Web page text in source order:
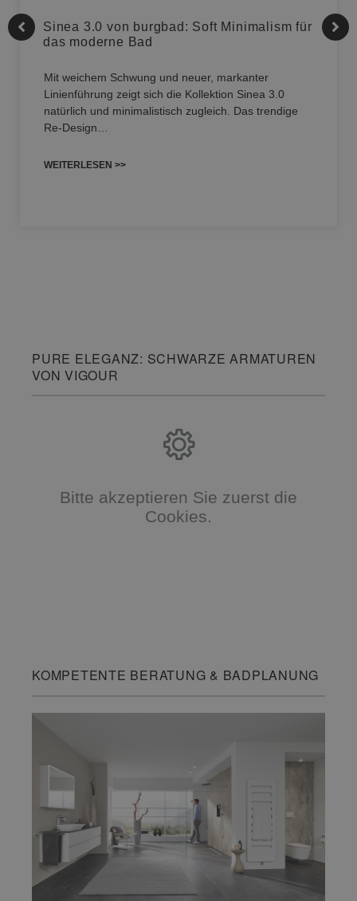
Sinea 3.0 von burgbad: Soft Minimalism für
das moderne Bad
Mit weichem Schwung und neuer, markanter
Linienführung zeigt sich die Kollektion Sinea 3.0
natürlich und minimalistisch zugleich. Das trendige
Re-Design…
WEITERLESEN >>
PURE ELEGANZ: SCHWARZE ARMATUREN
VON VIGOUR
Bitte akzeptieren Sie zuerst die
Cookies.
KOMPETENTE BERATUNG & BADPLANUNG